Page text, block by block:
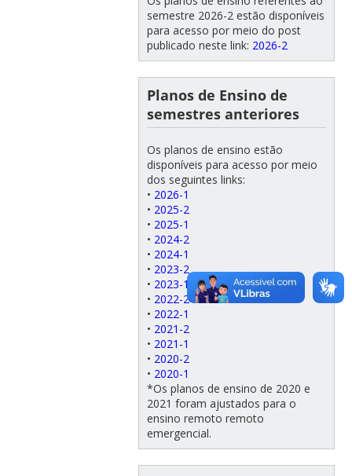
semestre 2026-2 estão disponíveis
para acesso por meio do post
publicado neste link: 2026-2
Planos de Ensino de
semestres anteriores
Os planos de ensino estão
disponíveis para acesso por meio
dos seguintes links:
• 2026-1
• 2025-2
• 2025-1
• 2024-2
• 2024-1
• 2023-2
• 2023-1
• 2022-2
• 2022-1
• 2021-2
• 2021-1
• 2020-2
• 2020-1
*Os planos de ensino de 2020 e
2021 foram ajustados para o
ensino remoto remoto
emergencial.